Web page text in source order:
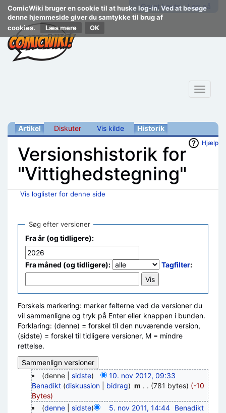
ComicWiki bruger en cookie til at huske log-in. Ved at besøge
denne hjemmeside giver du samtykke til brug af
cookies.
Læs mere
Opret konto Log på
Toggle
Artikel Diskuter Vis kilde Historik
Hjælp
Versionshistorik for
"Vittighedstegning"
Vis loglister for denne side
Søg efter versioner
Fra år (og tidligere):
Fra måned (og tidligere): Tagfilter:
Forskels markering: marker felterne ved de versioner du
vil sammenligne og tryk på Enter eller knappen i bunden.
Forklaring: (denne) = forskel til den nuværende version,
(sidste) = forskel til tidligere versioner, M = mindre
rettelse.
(denne | sidste)
10. nov 2012, 09:33
Benadikt (diskussion| bidrag) m . . (781 bytes) (-10
Bytes)
(denne| sidste) 5. nov 2011, 14:44‎ Benadikt